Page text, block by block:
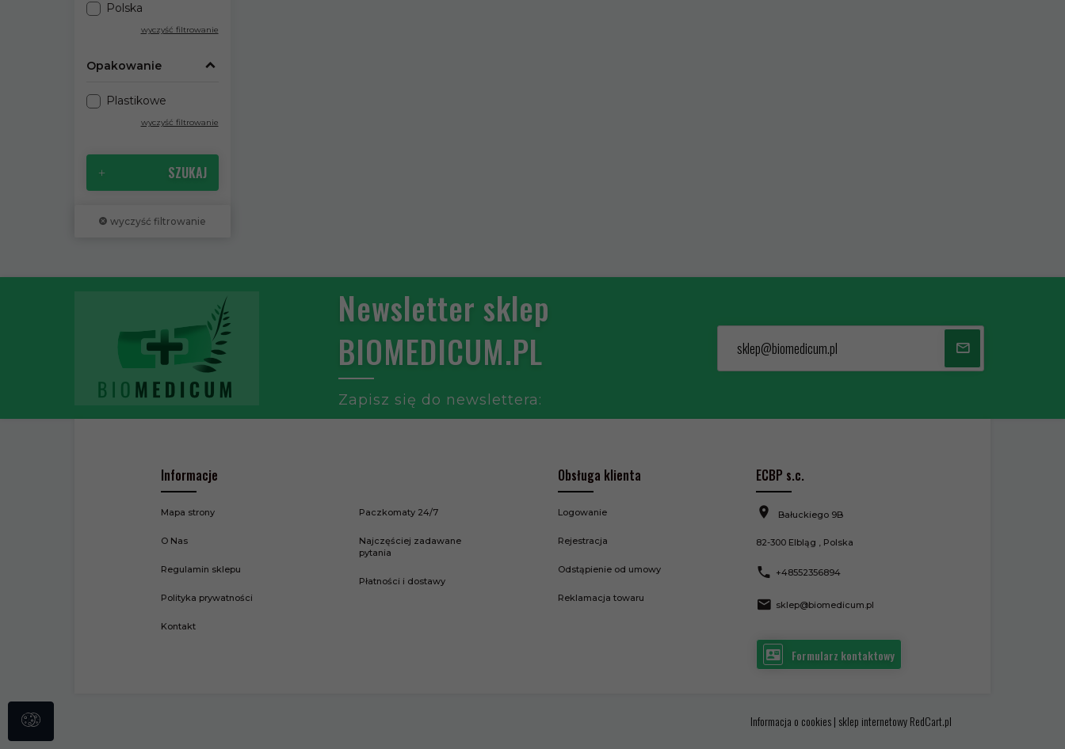
Polska
wyczyść filtrowanie
Opakowanie
Plastikowe
wyczyść filtrowanie
SZUKAJ
wyczyść filtrowanie
Newsletter sklep
BIOMEDICUM.PL
Zapisz się do newslettera:
sklep@biomedicum.pl
Informacje
Mapa strony
O Nas
Regulamin sklepu
Polityka prywatności
Kontakt
Paczkomaty 24/7
Najczęściej zadawane
pytania
Płatności i dostawy
Obsługa klienta
Logowanie
Rejestracja
Odstąpienie od umowy
Reklamacja towaru
ECBP s.c.
Bałuckiego 9B
82-300 Elbląg , Polska
+48552356894
sklep@biomedicum.pl
Formularz kontaktowy
Informacja o cookies| sklep internetowyRedCart.pl